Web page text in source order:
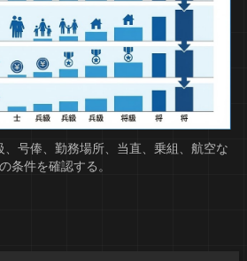
、号俸、勤務場所、当直、乗組、航空な
条件を確認する。